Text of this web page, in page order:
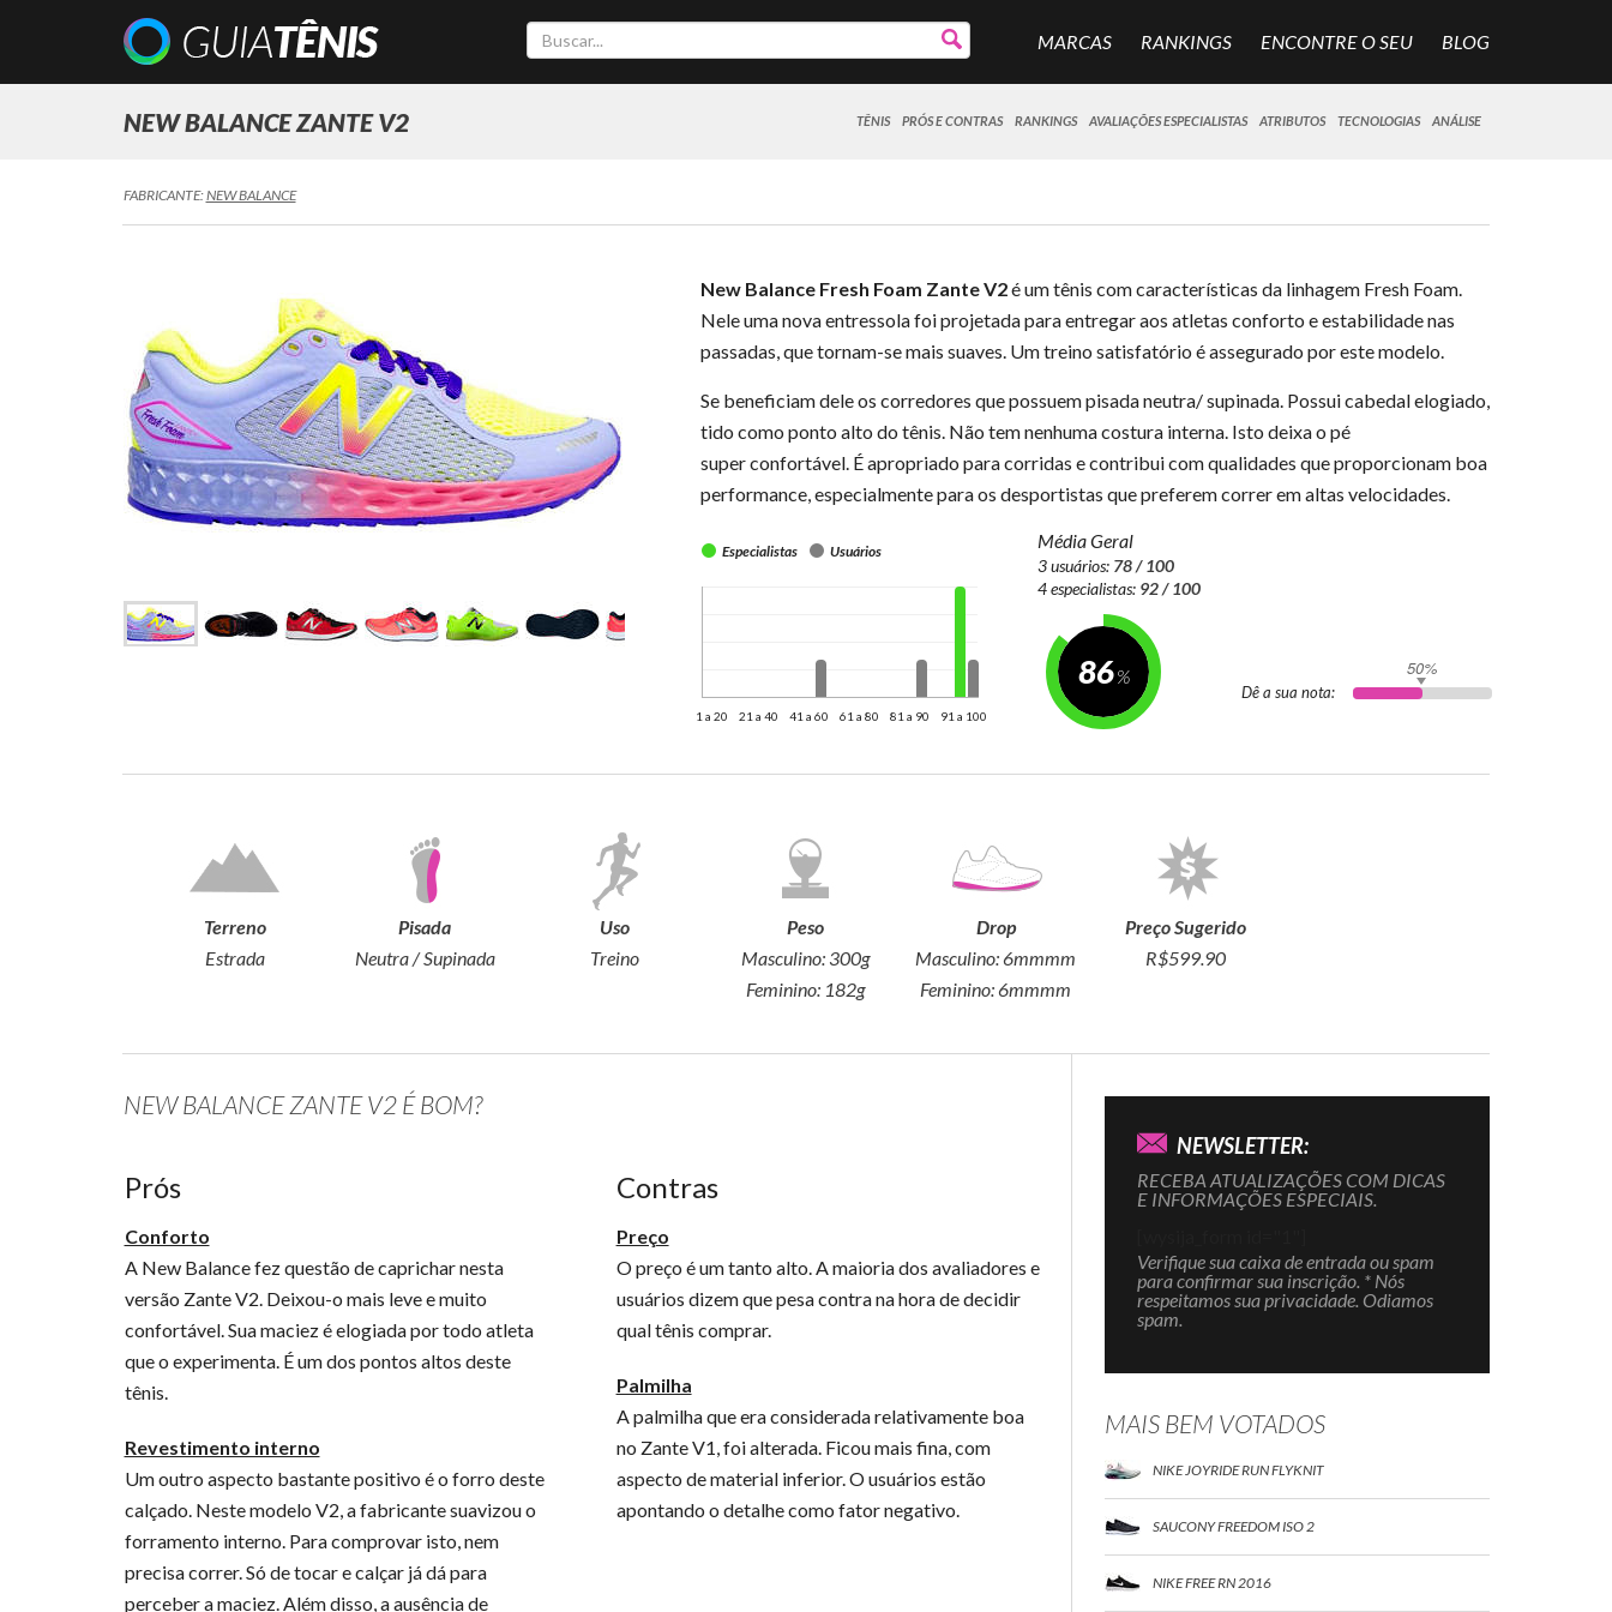
MARCAS RANKINGS ENCONTRE O SEU BLOG
NEW BALANCE ZANTE V2 TÊNIS PRÓS E CONTRAS RANKINGS AVALIAÇÕES ESPECIALISTAS ATRIBUTOS TECNOLOGIAS ANÁLISE
FABRICANTE:NEW BALANCE
New Balance Fresh Foam Zante V2é um tênis com características da linhagem Fresh Foam.
Nele uma nova entressola foi projetada para entregar aos atletas conforto e estabilidade nas
passadas, que tornam-se mais suaves. Um treino satisfatório é assegurado por este modelo.
Se beneficiam dele os corredores que possuem pisada neutra/ supinada. Possui cabedal elogiado,
tido como ponto alto do tênis. Não tem nenhuma costura interna. Isto deixa o pé
super confortável. É apropriado para corridas e contribui com qualidades que proporcionam boa
performance, especialmente para os desportistas que preferem correr em altas velocidades.
Especialistas Usuários
1 a 20 21 a 40 41 a 60 61 a 80 81 a 90 91 a 100
Média Geral
3 usuários: 78 / 100
4 especialistas: 92 / 100
86
Dê a sua nota:
50%
Terreno
Estrada
Pisada
Neutra / Supinada
Uso
Treino
Peso
Masculino: 300g
Feminino: 182g
Drop
Masculino:6mmmm
Feminino:6mmmm
Preço Sugerido
R$599.90
NEW BALANCE ZANTE V2 É BOM?
Prós
Conforto
A New Balance fez questão de caprichar nesta
versão Zante V2. Deixou-o mais leve e muito
confortável. Sua maciez é elogiada por todo atleta
que o experimenta. É um dos pontos altos deste
tênis.
Revestimento interno
Um outro aspecto bastante positivo é o forro deste
calçado. Neste modelo V2, a fabricante suavizou o
forramento interno. Para comprovar isto, nem
precisa correr. Só de tocar e calçar já dá para
perceber a maciez. Além disso, a ausência de
Contras
Preço
O preço é um tanto alto. A maioria dos avaliadores e
usuários dizem que pesa contra na hora de decidir
qual tênis comprar.
Palmilha
A palmilha que era considerada relativamente boa
no Zante V1, foi alterada. Ficou mais fina, com
aspecto de material inferior. O usuários estão
apontando o detalhe como fator negativo.
NEWSLETTER:
RECEBA ATUALIZAÇÕES COM DICAS
E INFORMAÇÕES ESPECIAIS.
Verifique sua caixa de entrada ou spam
para confirmar sua inscrição. * Nós
respeitamos sua privacidade. Odiamos
spam.
MAIS BEM VOTADOS
NIKE JOYRIDE RUN FLYKNIT
SAUCONY FREEDOM ISO 2
NIKE FREE RN 2016